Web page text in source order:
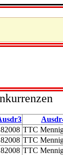
TTC
TTC
TTC